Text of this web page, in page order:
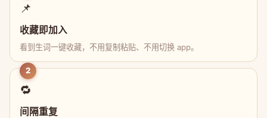
📌
收藏即加入
看到生词一键收藏，不用复制粘贴、不用切换 app。
2
🔁
间隔重复